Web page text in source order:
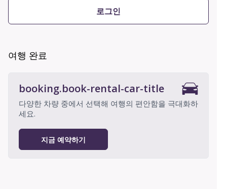
로그인
여행 완료
booking.book-rental-car-title
다양한 차량 중에서 선택해 여행의 편안함을 극대화하
세요.
지금 예약하기